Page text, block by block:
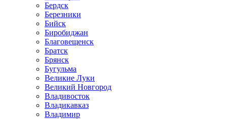
Бердск
Березники
Бийск
Биробиджан
Благовещенск
Братск
Брянск
Бугульма
Великие Луки
Великий Новгород
Владивосток
Владикавказ
Владимир